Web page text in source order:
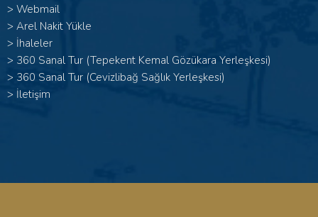
> Webmail
> Arel Nakit Yükle
> İhaleler
> 360 Sanal Tur (Tepekent Kemal Gözükara Yerleşkesi)
> 360 Sanal Tur (Cevizlibağ Sağlık Yerleşkesi)
> İletişim